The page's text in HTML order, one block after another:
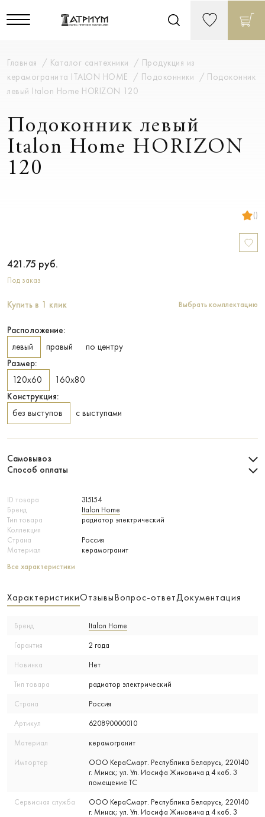
Главная Каталог сантехники
Продукция из
керамогранита ITALON HOME
Подоконники
Подоконник
левый Italon Home HORIZON 120
Подоконник левый
Italon Home HORIZON
120
()
ID товара
315154
Бренд
Italon Home
Тип товара
радиатор электрический
Коллекция
Страна
Россия
Материал
керамогранит
Все характеристики
421.75 руб.
Под заказ
Купить в 1 клик Выбрать комплектацию
Расположение:
левый
правый
по центру
Размер:
120х60
160х80
Конструкция:
без выступов
с выступами
Самовывоз
Способ оплаты
ХарактеристикиОтзывыВопрос-ответДокументация
Бренд Italon Home
Гарантия 2 года
Новинка Нет
Тип товара радиатор электрический
Страна Россия
Артикул 620890000010
Материал керамогранит
Импортер
ООО КераСмарт. Республика Беларусь, 220140
г. Минск; ул. Ул. Иосифа Жиновича д 4 каб. 3
помещение ТС
Сервисная служба
ООО КераСмарт. Республика Беларусь, 220140
г. Минск; ул. Ул. Иосифа Жиновича д 4 каб. 3